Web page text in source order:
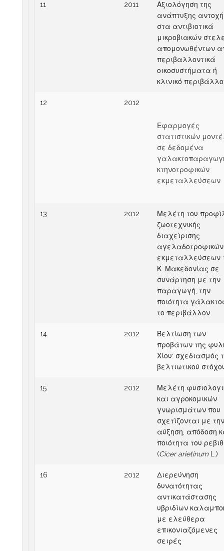
11 2011
Αξιολόγηση της
ανάπτυξης
στα αντιβιοτικά
μικροβιακών
απομονωθέντων
περιβαλλοντικά
οικοσυστήματα ή
κλινικό
12 2012
Εφαρμογές
στατιστικών
σε δεδομένα
κτηνοτροφικών
εκμεταλλεύσεων
13 2012
Μελέτη του
ζωοτεχνικής
διαχείρισης
αγελαδοτροφικών
εκμεταλλεύσεων
Κ. Μακεδονίας σε
συνάρτηση με την
παραγωγή, την
ποιότητα
το περιβάλλον
14 2012
Βελτίωση των
προβάτων της
Χίου: σχεδιασμός
βελτιωτικού
15 2012
Μελέτη
και αγροκομικών
γνωρισμάτων που
σχετίζονται με την
αύξηση, απόδοση
ποιότητα του
(Cicer arietinumL.)
16 2012
Διερεύνηση
δυνατότητας
αντικατάστασης
υβριδίων
με ελεύθερα
επικονιαζόμενες
σειρές